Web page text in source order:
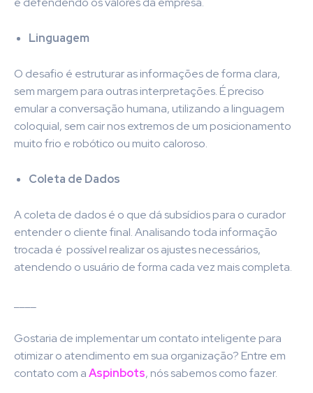
Linguagem
O desafio é estruturar as informações de forma clara,
sem margem para outras interpretações. É preciso
emular a conversação humana, utilizando a linguagem
coloquial, sem cair nos extremos de um posicionamento
muito frio e robótico ou muito caloroso.
Coleta de Dados
A coleta de dados é o que dá subsídios para o curador
entender o cliente final. Analisando toda informação
trocada é possível realizar os ajustes necessários,
atendendo o usuário de forma cada vez mais completa.
Gostaria de implementar um contato inteligente para
otimizar o atendimento em sua organização? Entre em
contato com aAspinbots, nós sabemos como fazer.